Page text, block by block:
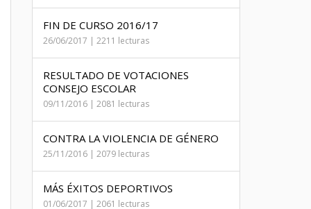
FIN DE CURSO 2016/17
26/06/2017 | 2211 lecturas
RESULTADO DE VOTACIONES
CONSEJO ESCOLAR
09/11/2016 | 2081 lecturas
CONTRA LA VIOLENCIA DE GÉNERO
25/11/2016 | 2079 lecturas
MÁS ÉXITOS DEPORTIVOS
01/06/2017 | 2061 lecturas